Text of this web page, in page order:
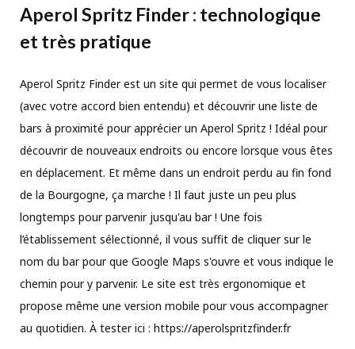
Aperol Spritz Finder: technologique
et très pratique
Aperol Spritz Finder est un site qui permet de vous localiser
(avec votre accord bien entendu) et découvrir une liste de
bars à proximité pour apprécier un Aperol Spritz ! Idéal pour
découvrir de nouveaux endroits ou encore lorsque vous êtes
en déplacement. Et même dans un endroit perdu au fin fond
de la Bourgogne, ça marche ! Il faut juste un peu plus
longtemps pour parvenir jusqu'au bar ! Une fois
l’établissement sélectionné, il vous suffit de cliquer sur le
nom du bar pour que Google Maps s'ouvre et vous indique le
chemin pour y parvenir. Le site est très ergonomique et
propose même une version mobile pour vous accompagner
au quotidien. À tester ici : https://aperolspritzfinder.fr